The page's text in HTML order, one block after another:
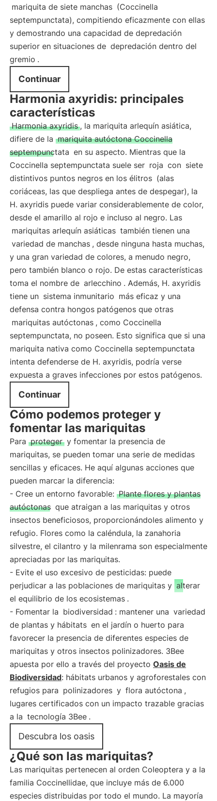
mariquita de siete manchas (Coccinella
septempunctata), compitiendo eficazmente con ellas
y demostrando una capacidad de depredación
superior en situaciones de depredación dentro del
gremio .
Continuar
Harmonia axyridis: principales
características
Harmonia axyridis , la mariquita arlequín asiática,
difiere de la mariquita autóctona Coccinella
septempunctata en su aspecto. Mientras que la
Coccinella septempunctata suele ser roja con siete
distintivos puntos negros en los élitros (alas
coriáceas, las que despliega antes de despegar), la
H. axyridis puede variar considerablemente de color,
desde el amarillo al rojo e incluso al negro. Las
mariquitas arlequín asiáticas también tienen una
variedad de manchas , desde ninguna hasta muchas,
y una gran variedad de colores, a menudo negro,
pero también blanco o rojo. De estas características
toma el nombre de arlecchino . Además, H. axyridis
tiene un sistema inmunitario más eficaz y una
defensa contra hongos patógenos que otras
mariquitas autóctonas , como Coccinella
septempunctata, no poseen. Esto significa que si una
mariquita nativa como Coccinella septempunctata
intenta defenderse de H. axyridis, podría verse
expuesta a graves infecciones por estos patógenos.
Continuar
Cómo podemos proteger y
fomentar las mariquitas
Para proteger y fomentar la presencia de
mariquitas, se pueden tomar una serie de medidas
sencillas y eficaces. He aquí algunas acciones que
pueden marcar la diferencia:
- Cree un entorno favorable: Plante flores y plantas
autóctonas que atraigan a las mariquitas y otros
insectos beneficiosos, proporcionándoles alimento y
refugio. Flores como la caléndula, la zanahoria
silvestre, el cilantro y la milenrama son especialmente
apreciadas por las mariquitas.
- Evite el uso excesivo de pesticidas: puede
perjudicar a las poblaciones de mariquitas y alterar
el equilibrio de los ecosistemas .
- Fomentar la biodiversidad : mantener una variedad
de plantas y hábitats en el jardín o huerto para
favorecer la presencia de diferentes especies de
mariquitas y otros insectos polinizadores. 3Bee
apuesta por ello a través del proyecto Oasis de
Biodiversidad: hábitats urbanos y agroforestales con
refugios para polinizadores y flora autóctona ,
lugares certificados con un impacto trazable gracias
a la tecnología 3Bee .
Descubra los oasis
¿Qué son las mariquitas?
Las mariquitas pertenecen al orden Coleoptera y a la
familia Coccinellidae, que incluye más de 6.000
especies distribuidas por todo el mundo. La mayoría